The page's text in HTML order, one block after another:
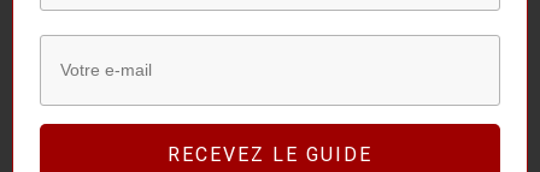
l’auteur du livret de l’exposition. Parmi les pièces notables de cette
série figurent « L’Homme qui bâille », « L’Homme qui pleurniche »,
RECEVEZ LE GUIDE